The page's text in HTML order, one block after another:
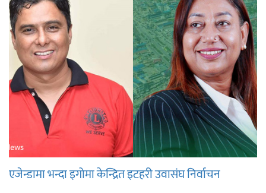
एजेन्डामा भन्दा इगोमा केन्द्रित इटहरी उवासंघ निर्वाचन